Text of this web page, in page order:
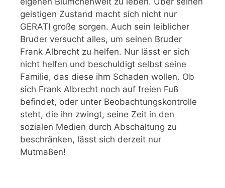
geistigen Zustand macht sich nicht nur
GERATI große sorgen. Auch sein leiblicher
Bruder versucht alles, um seinen Bruder
Frank Albrecht zu helfen. Nur lässt er sich
nicht helfen und beschuldigt selbst seine
Familie, das diese ihm Schaden wollen. Ob
sich Frank Albrecht noch auf freien Fuß
befindet, oder unter Beobachtungskontrolle
steht, die ihn zwingt, seine Zeit in den
sozialen Medien durch Abschaltung zu
beschränken, lässt sich derzeit nur
Mutmaßen!